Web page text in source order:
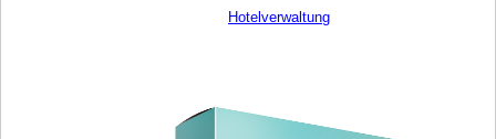
Hotelverwaltung